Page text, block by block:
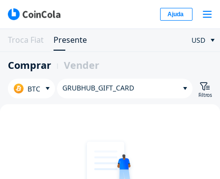
Ajuda
Troca Fiat Presente USD
Comprar Vender
BTC GRUBHUB_GIFT_CARD
Filtros